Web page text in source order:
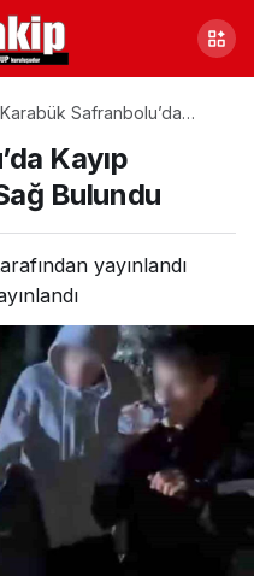
Karabük Safranbolu’da
Sağ Bulundu
Kayıp
Bulundu
yayınlandı
Paylaş